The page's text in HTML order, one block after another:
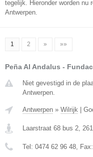
tegelijk. Hieronder worden nu
Antwerpen.
1 2 » »»
Peña Al Andalus -
Niet gevestigd in de
Antwerpen.
Antwerpen » Wilrijk
Laarstraat 68 bus 2,
Tel: 0474 62 96 48, Fax: